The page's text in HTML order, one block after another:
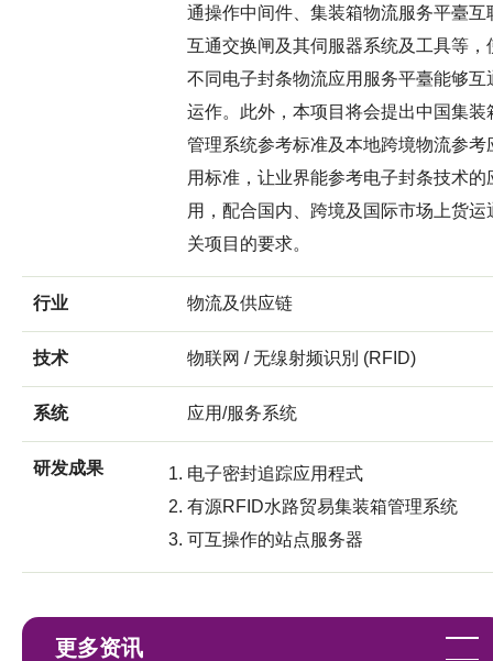
通操作中间件、集装箱物流服务平臺互
互通交换闸及其伺服器系统及工具等，
不同电子封条物流应用服务平臺能够互
运作。此外，本项目将会提出中国集装
管理系统参考标准及本地跨境物流参考
用标准，让业界能参考电子封条技术的
用，配合国内、跨境及国际市场上货运
关项目的要求。
行业 物流及供应链
技术 物联网 / 无缐射频识別 (RFID)
系统 应用/服务系统
研发成果
电子密封追踪应用程式
有源RFID水路贸易集装箱管理系统
可互操作的站点服务器
更多资讯